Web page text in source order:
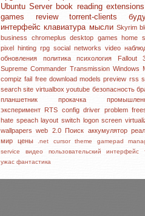
Ubuntu Server book reading
games reviewtorrent-clients
интерфейсклавиатура мысли Skyrim
business chromeplusdesktop gameshome
pixel hinting rpg social networks video
обновления политикапсихология Fallout
Supreme Commander Transmission Windows
compizfail free downloadmodelspreview rss
searchsite virtualboxyoutube безопасность
планшетник прокачка
эксперимент RTS configdriver problem
hate speachlayout switch logon screen
wallpapersweb 2.0Поиск аккумулятор
мир цены .net cursor theme gamepad
service видео пользовательский интерфейс
ужас фантастика